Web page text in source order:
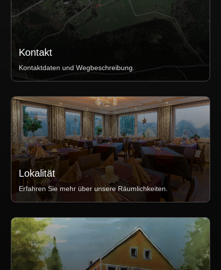
Kontakt
Kontaktdaten und Wegbeschreibung.
Lokalität
Erfahren Sie mehr über unsere Räumlichkeiten.